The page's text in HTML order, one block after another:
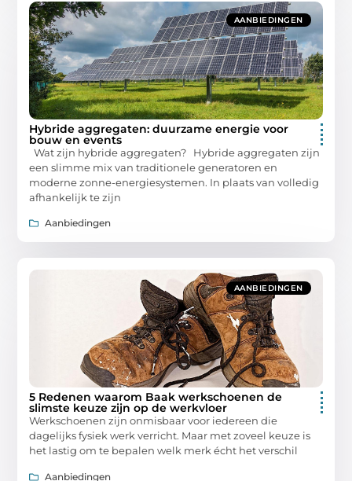
AANBIEDINGEN
Hybride aggregaten: duurzame energie voor
bouw en events
Wat zijn hybride aggregaten? Hybride aggregaten zijn
een slimme mix van traditionele generatoren en
moderne zonne-energiesystemen. In plaats van volledig
afhankelijk te zijn
Aanbiedingen
AANBIEDINGEN
5 Redenen waarom Baak werkschoenen de
slimste keuze zijn op de werkvloer
Werkschoenen zijn onmisbaar voor iedereen die
dagelijks fysiek werk verricht. Maar met zoveel keuze is
het lastig om te bepalen welk merk écht het verschil
Aanbiedingen